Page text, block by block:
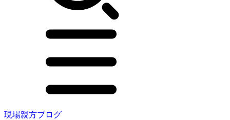
現場親方ブログ